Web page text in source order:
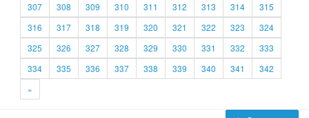
307
308 309 310 311 312 313 314
315
316
317 318 319 320 321 322 323
324
325
326 327 328 329 330 331 332
333
334
335 336 337 338 339 340 341
342
»